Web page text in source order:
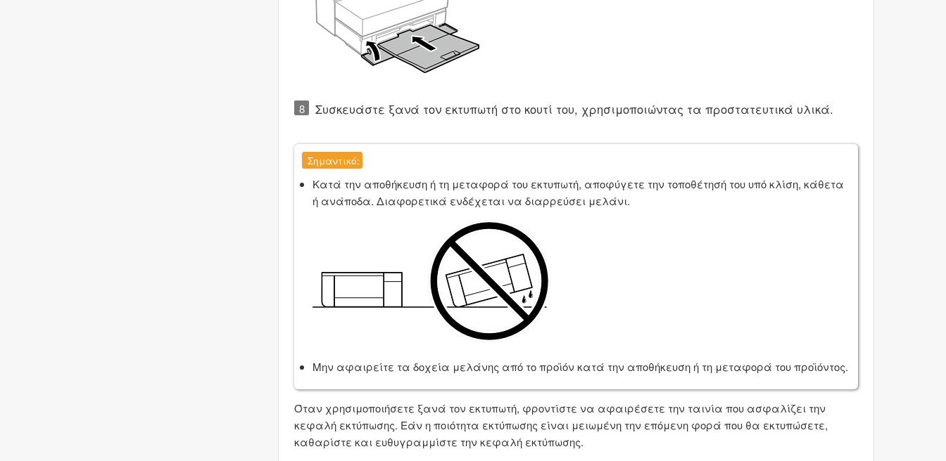
Συσκευάστε ξανά τον εκτυπωτή στο κουτί του, χρησιμοποιώντας τα προστατευτικά υλικά.
Σημαντικό:
Κατά την αποθήκευση ή τη μεταφορά του εκτυπωτή, αποφύγετε την τοποθέτησή του υπό κλίση, κάθετα
ή ανάποδα. Διαφορετικά ενδέχεται να διαρρεύσει μελάνι.
Μην αφαιρείτε τα δοχεία μελάνης από το προϊόν κατά την αποθήκευση ή τη μεταφορά του προϊόντος.
Όταν χρησιμοποιήσετε ξανά τον εκτυπωτή, φροντίστε να αφαιρέσετε την ταινία που ασφαλίζει την
κεφαλή εκτύπωσης. Εάν η ποιότητα εκτύπωσης είναι μειωμένη την επόμενη φορά που θα εκτυπώσετε,
καθαρίστε και ευθυγραμμίστε την κεφαλή εκτύπωσης.